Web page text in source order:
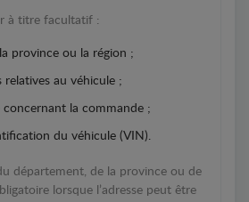
à titre facultatif :
province ou la région ;
au véhicule ;
la commande ;
du véhicule (VIN).
département, de la province ou de
lorsque l’adresse peut être